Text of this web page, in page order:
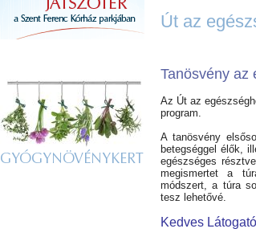
GYÓGYNÖVÉNYKERT
Út az
Tanösvény az
Az Út az
program.
A tanösvény
betegséggel élők,
egészséges
megismertet a
módszert, a túra
tesz lehetővé.
Kedves